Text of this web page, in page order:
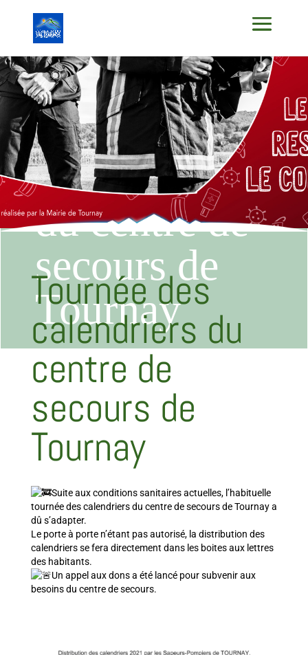
Tournée des
calendriers
du centre de
secours de
Tournay
Tournée des
calendriers du
centre de
secours de
Tournay
Suite aux conditions sanitaires actuelles, l’habituelle
tournée des calendriers du centre de secours de Tournay a
dû s’adapter.
Le porte à porte n’étant pas autorisé, la distribution des
calendriers se fera directement dans les boites aux lettres
des habitants.
Un appel aux dons a été lancé pour subvenir aux
besoins du centre de secours.